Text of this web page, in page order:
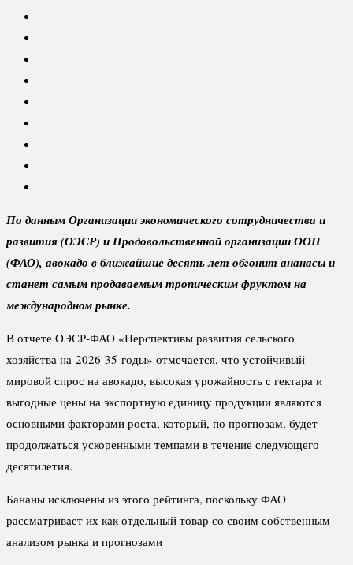
По данным Организации экономического сотрудничества и
развития (ОЭСР) и Продовольственной организации ООН
(ФАО), авокадо в ближайшие десять лет обгонит ананасы и
станет самым продаваемым тропическим фруктом на
международном рынке.
В отчете ОЭСР-ФАО «Перспективы развития сельского
хозяйства на 2026-35 годы» отмечается, что устойчивый
мировой спрос на авокадо, высокая урожайность с гектара и
выгодные цены на экспортную единицу продукции являются
основными факторами роста, который, по прогнозам, будет
продолжаться ускоренными темпами в течение следующего
десятилетия.
Бананы исключены из этого рейтинга, поскольку ФАО
рассматривает их как отдельный товар со своим собственным
анализом рынка и прогнозами